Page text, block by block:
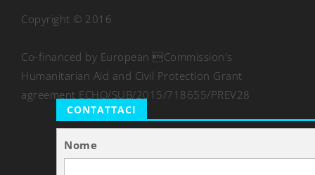
Copyright © 2016
Co-financed by European Commission's
Humanitarian Aid and Civil Protection Grant
agreement ECHO/SUB/2015/718655/PREV28
CONTATTACI
Nome